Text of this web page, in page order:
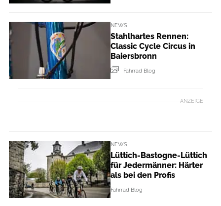
NEWS
Stahlhartes Rennen:
Classic Cycle Circus in
Baiersbronn
Fahrrad Blog
ANZEIGE
NEWS
Lüttich-Bastogne-Lüttich
für Jedermänner: Härter
als bei den Profis
Fahrrad Blog